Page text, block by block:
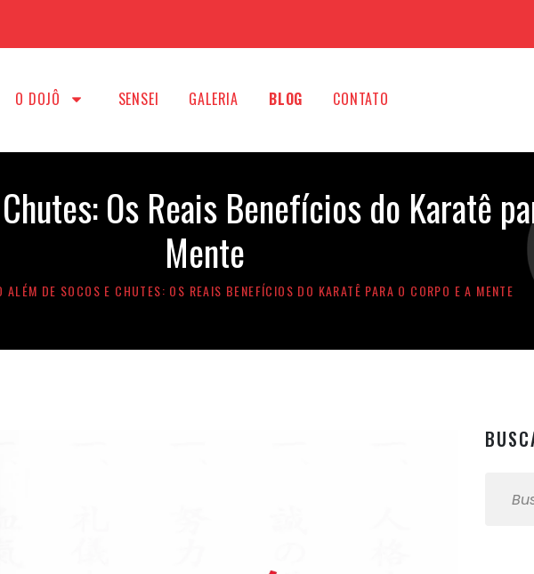
O DOJÔ SENSEI GALERIA BLOG CONTATO
Os Reais Benefícios do Karatê
Mente
ALÉM DE SOCOS E CHUTES: OS REAIS BENEFÍCIOS DO KARATÊ PARA O CORPO E A MENTE